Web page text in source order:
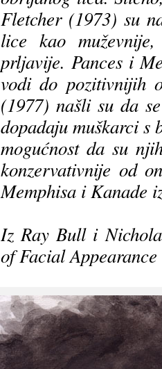
Fletcher (1973) su
lice kao
prljavije. Pances i
vodi do pozitivnijih
(1977) našli su da
dopadaju muškarci s
mogućnost da su
konzervativnije od
Memphisa i Kanade
Iz Ray Bull i
of Facial